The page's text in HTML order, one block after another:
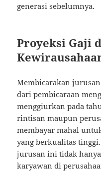
generasi sebelumnya.
Proyeksi Gaji
Membicarakan
dari pembicaraan
menggiurkan pada
rintisan maupun
membayar mahal
yang berkualitas
jurusan ini tidak
karyawan di